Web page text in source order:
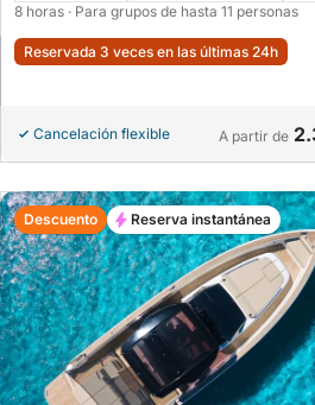
8 horas · Para grupos de hasta 11 personas
Reservada 3 veces en las últimas 24h
Cancelación flexible A partir de
Descuento Reserva instantánea